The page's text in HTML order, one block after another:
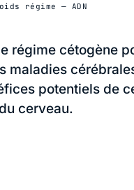
régime — ADN
régime cétogène
maladies
potentiels de
cerveau.